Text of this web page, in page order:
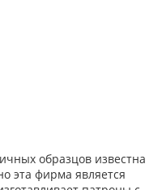
образцов известна
эта фирма является